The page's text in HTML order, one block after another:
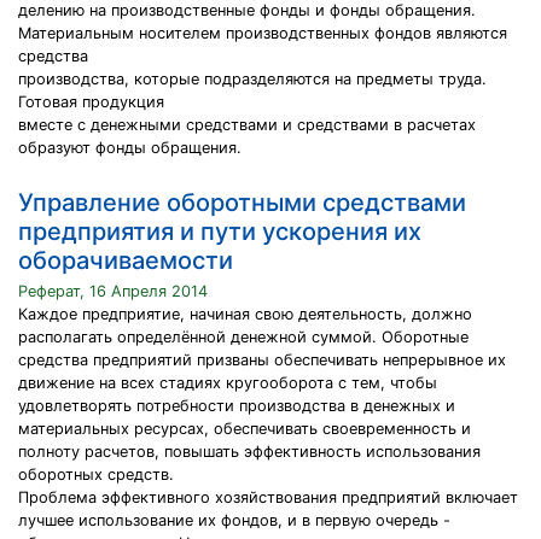
делению на производственные фонды и фонды обращения.
Материальным носителем производственных фондов являются
средства
производства, которые подразделяются на предметы труда.
Готовая продукция
вместе с денежными средствами и средствами в расчетах
образуют фонды обращения.
Управление оборотными средствами
предприятия и пути ускорения их
оборачиваемости
Реферат, 16 Апреля 2014
Каждое предприятие, начиная свою деятельность, должно
располагать определённой денежной суммой. Оборотные
средства предприятий призваны обеспечивать непрерывное их
движение на всех стадиях кругооборота с тем, чтобы
удовлетворять потребности производства в денежных и
материальных ресурсах, обеспечивать своевременность и
полноту расчетов, повышать эффективность использования
оборотных средств.
Проблема эффективного хозяйствования предприятий включает
лучшее использование их фондов, и в первую очередь -